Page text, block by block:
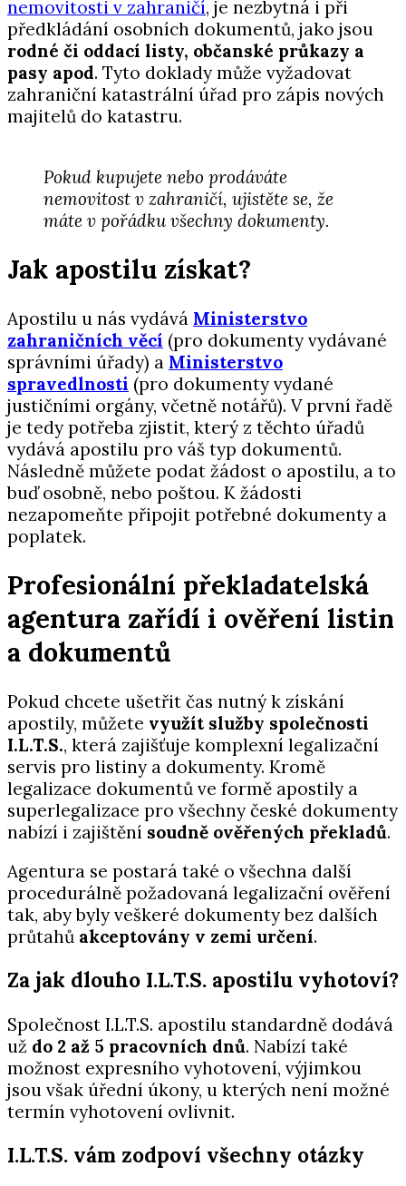
nemovitosti v zahraničí, je nezbytná i při
předkládání osobních dokumentů, jako jsou
rodné či oddací listy, občanské průkazy a
pasy apod. Tyto doklady může vyžadovat
zahraniční katastrální úřad pro zápis nových
majitelů do katastru.
Pokud kupujete nebo prodáváte
nemovitost v zahraničí, ujistěte se, že
máte v pořádku všechny dokumenty.
Jak apostilu získat?
Apostilu u nás vydává Ministerstvo
zahraničních věcí (pro dokumenty vydávané
správními úřady) a Ministerstvo
spravedlnosti (pro dokumenty vydané
justičními orgány, včetně notářů). V první řadě
je tedy potřeba zjistit, který z těchto úřadů
vydává apostilu pro váš typ dokumentů.
Následně můžete podat žádost o apostilu, a to
buď osobně, nebo poštou. K žádosti
nezapomeňte připojit potřebné dokumenty a
poplatek.
Profesionální překladatelská
agentura zařídí i ověření listin
a dokumentů
Pokud chcete ušetřit čas nutný k získání
apostily, můžete využít služby společnosti
I.L.T.S., která zajišťuje komplexní legalizační
servis pro listiny a dokumenty. Kromě
legalizace dokumentů ve formě apostily a
superlegalizace pro všechny české dokumenty
nabízí i zajištění soudně ověřených překladů.
Agentura se postará také o všechna další
procedurálně požadovaná legalizační ověření
tak, aby byly veškeré dokumenty bez dalších
průtahů akceptovány v zemi určení.
Za jak dlouho I.L.T.S. apostilu vyhotoví?
Společnost I.L.T.S. apostilu standardně dodává
už do 2 až 5 pracovních dnů. Nabízí také
možnost expresního vyhotovení, výjimkou
jsou však úřední úkony, u kterých není možné
termín vyhotovení ovlivnit.
I.L.T.S. vám zodpoví všechny otázky